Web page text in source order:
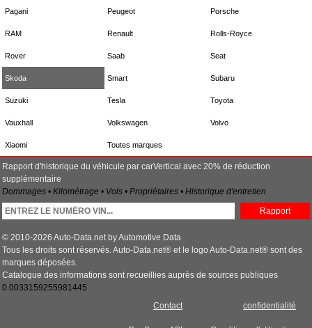
Pagani Peugeot Porsche
RAM Renault Rolls-Royce
Rover Saab Seat
Skoda Smart Subaru
Suzuki Tesla Toyota
Vauxhall Volkswagen Volvo
Xiaomi Toutes marques
Rapport d'historique du véhicule par carVertical avec 20% de réduction
supplémentaire
Dommages • Kilométrage • Vols • Propriétaires • Historique d'entretien
Rapport
© 2010-2026 Auto-Data.net by Automotive Data
Tous les droits sont réservés. Auto-Data.net® et le logo Auto-Data.net® sont des
marques déposées.
Catalogue des informations sont recueillies auprès de sources publiques
0.0033159255981445
confidentialité
Contact